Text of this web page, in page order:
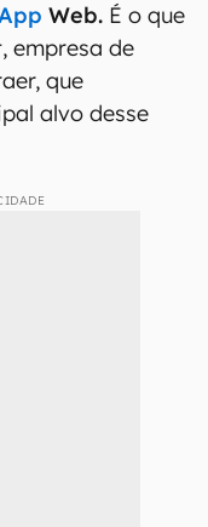
Web. É o que
empresa de
que
alvo desse